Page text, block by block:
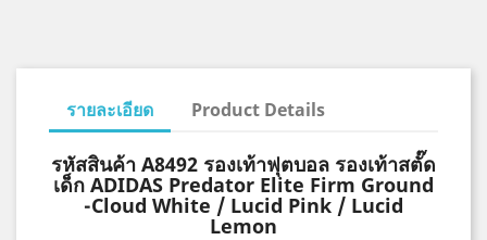
รายละเอียด Product Details
รหัสสินค้า A8492 รองเท้าฟุตบอล รองเท้าสตั๊ด
เด็ก ADIDAS Predator Elite Firm Ground
-Cloud White / Lucid Pink / Lucid
Lemon